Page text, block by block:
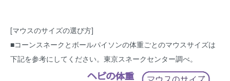
[マウスのサイズの選び方]
■コーンスネークとボールパイソンの体重ごとのマウスサイズは
下記を参考にしてください。東京スネークセンター調べ。